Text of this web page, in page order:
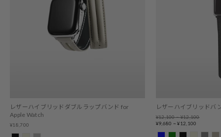
レザーハイブリッドダブルラップバンド for
Apple Watch
¥18,700
レザーハイブリッドバ
Regular
price
¥12,100 ~ ¥12,100
Sale
¥9,680 ~ ¥12,100